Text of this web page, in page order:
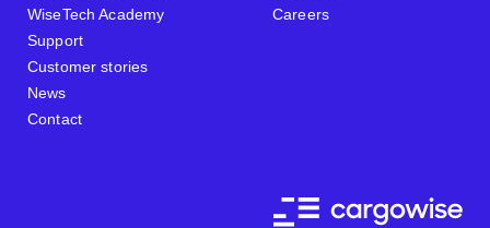
WiseTech Academy
Support
Customer stories
News
Contact
Careers